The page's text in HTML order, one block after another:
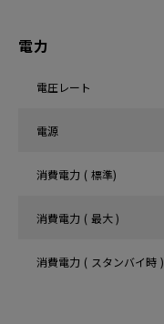
電力
電圧レート
電源
消費電力 ( 標準)
消費電力 ( 最大 )
消費電力 ( スタンバイ時 )